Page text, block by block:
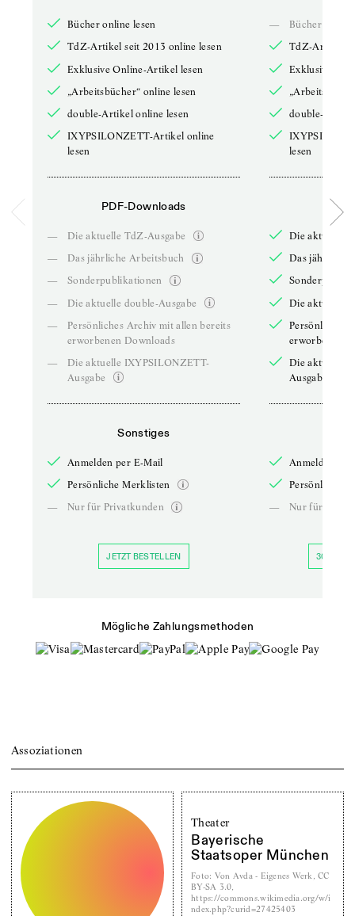
Bücher online lesen
TdZ-Artikel seit 2013 online lesen
Exklusive Online-Artikel lesen
„Arbeitsbücher“ online lesen
double-Artikel online lesen
IXYPSILONZETT-Artikel online
lesen
PDF-Downloads
—
Die aktuelle TdZ-Ausgabe
—
Das jährliche Arbeitsbuch
—
Sonderpublikationen
—
Die aktuelle double-Ausgabe
—
Persönliches Archiv mit allen bereits
erworbenen Downloads
—
Die aktuelle IXYPSILONZETT-
Ausgabe
Sonstiges
Anmelden per E-Mail
Persönliche Merklisten
—
Nur für Privatkunden
JETZT BESTELLEN
—
Bücher online
TdZ-Artikel
Exklusive
double-
lesen
Die aktuelle
Das jährliche
Die aktuelle
Persönliches
erworbenen
Die aktuelle
Ausgabe
Anmelden
Persönliche
—
Nur für
30 TAGE
Mögliche Zahlungsmethoden
Assoziationen
Theater
Bayerische
Staatsoper München
Foto: Von Avda - Eigenes Werk, CC
BY-SA 3.0,
https://commons.wikimedia.org/w/i
ndex.php?curid=27425403